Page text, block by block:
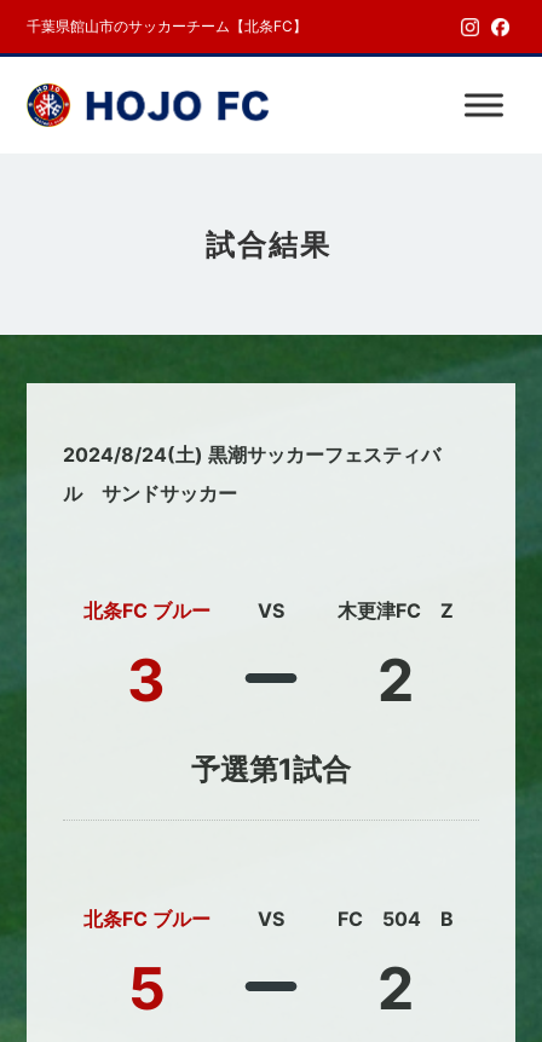
千葉県館山市のサッカーチーム【北条FC】
試合結果
2024/8/24(土) 黒潮サッカーフェスティバ
ル サンドサッカー
北条FC ブルー
3
VS 木更津FC Z
2
予選第1試合
北条FC ブルー
5
VS FC 504 B
2